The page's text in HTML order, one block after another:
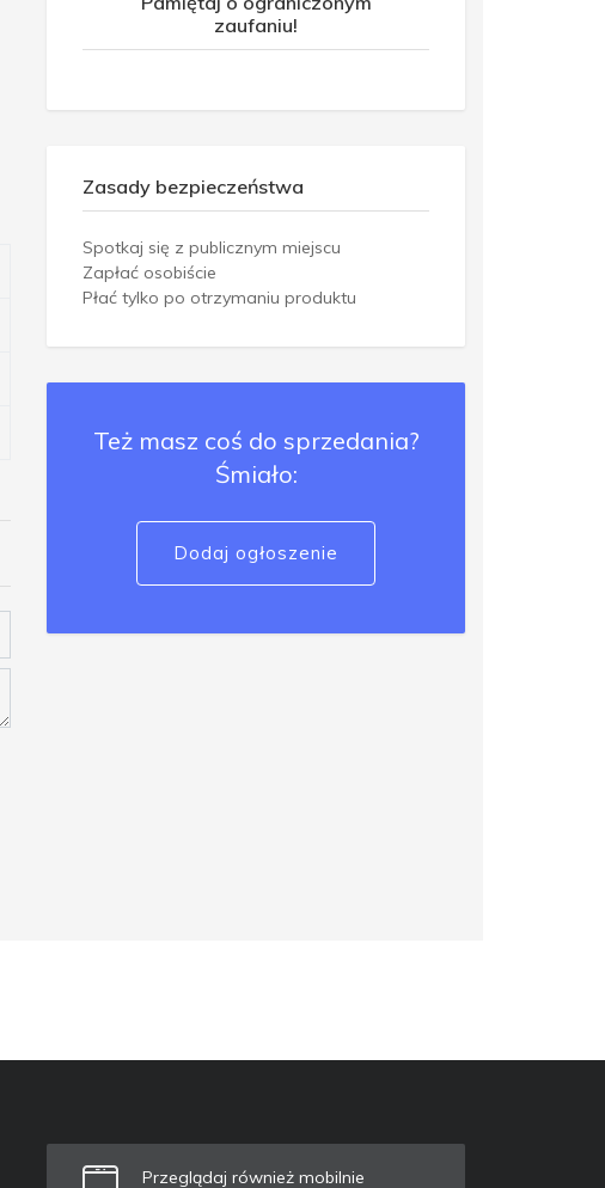
zaufaniu!
Zasady bezpieczeństwa
Spotkaj się z publicznym miejscu
Zapłać osobiście
Płać tylko po otrzymaniu produktu
Też masz coś do sprzedania?
Śmiało:
Dodaj ogłoszenie
Przeglądaj również mobilnie